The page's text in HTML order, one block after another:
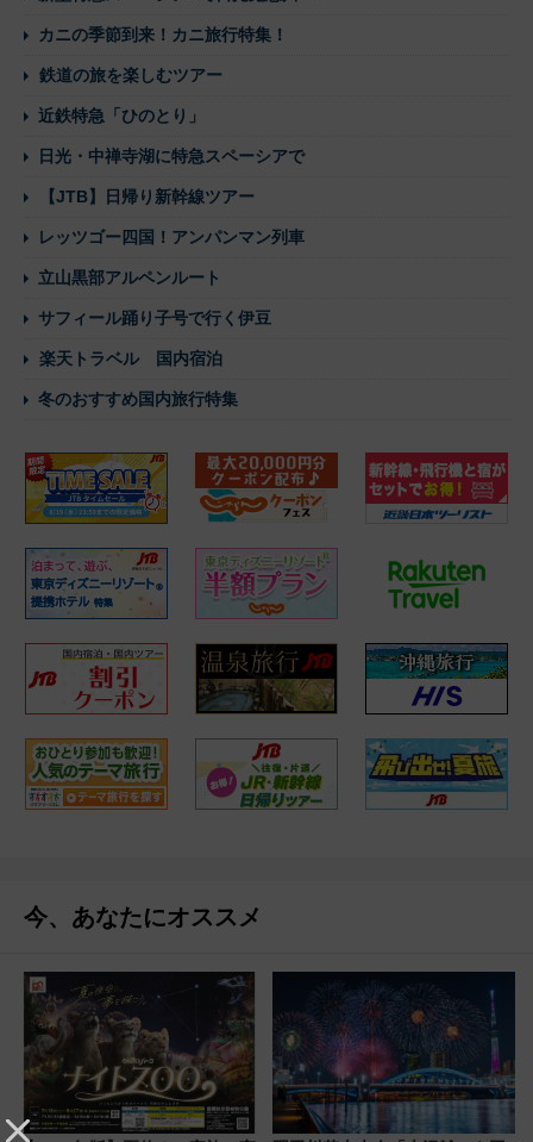
カニの季節到来！カニ旅行特集！
鉄道の旅を楽しむツアー
近鉄特急「ひのとり」
日光・中禅寺湖に特急スペーシアで
【JTB】日帰り新幹線ツアー
レッツゴー四国！アンパンマン列車
立山黒部アルペンルート
サフィール踊り子号で行く伊豆
楽天トラベル 国内宿泊
冬のおすすめ国内旅行特集
今、あなたにオススメ